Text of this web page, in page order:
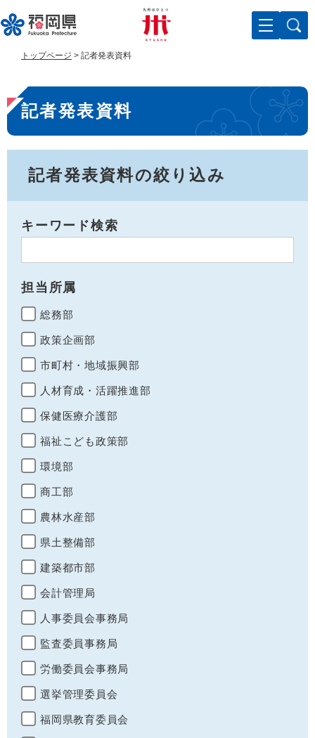
ー
ジ
で
す
ニ
ュ
ば
し
トップページ > 記者発表資料
本
文
記者発表資料
記者発表資料の絞り込み
キーワード検索
担当所属
総務部
政策企画部
市町村・地域振興部
人材育成・活躍推進部
保健医療介護部
福祉こども政策部
環境部
商工部
農林水産部
県土整備部
建築都市部
会計管理局
人事委員会事務局
監査委員事務局
労働委員会事務局
選挙管理委員会
福岡県教育委員会